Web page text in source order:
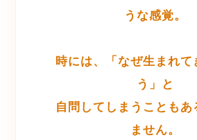
うな感覚。
時には、「なぜ生まれて
う」と
自問してしまうこともあ
ません。